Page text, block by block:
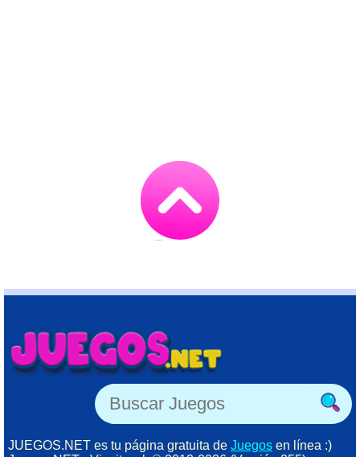
JUEGOS.NET es tu página gratuita de Juegos en línea :)